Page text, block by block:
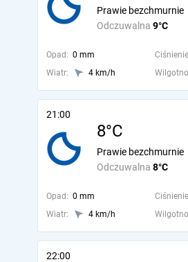
Odczuwalna 9°C
Prawie bezchmurnie
Opad: 0 mm
Wiatr:
4 km/h
21:00
8°C
Odczuwalna 8°C
Prawie bezchmurnie
Opad: 0 mm
Wiatr:
4 km/h
22:00